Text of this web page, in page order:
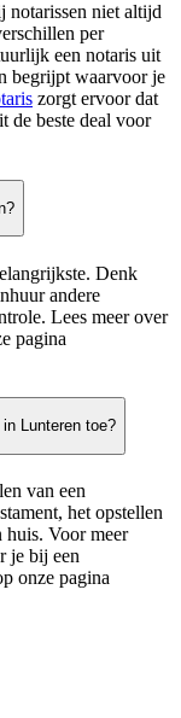
notarissen niet altijd
per
een notaris uit
begrijpt waarvoor je
zorgt ervoor dat
de beste deal voor
Denk
andere
Lees meer over
pagina
Lunteren toe?
van een
het opstellen
huis. Voor meer
je bij een
onze pagina